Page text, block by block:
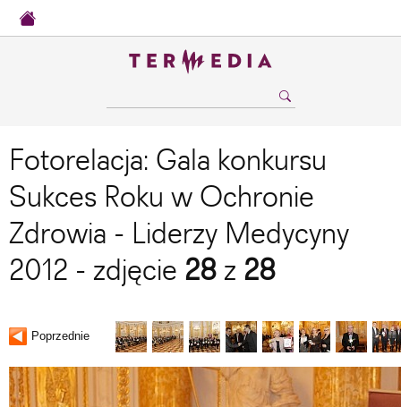
Fotorelacja: Gala konkursu
Sukces Roku w Ochronie
Zdrowia - Liderzy Medycyny
2012 - zdjęcie 28 z 28
Poprzednie